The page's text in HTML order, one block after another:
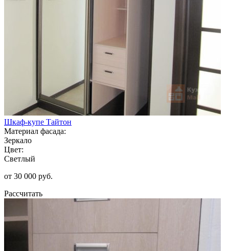
Шкаф-купе Тайтон
Материал фасада:
Зеркало
Цвет:
Светлый
от 30 000 руб.
Рассчитать